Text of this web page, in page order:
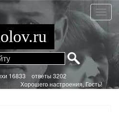
Всё
бы
16833 ответы 3202
Хорошего настроения, Гость!